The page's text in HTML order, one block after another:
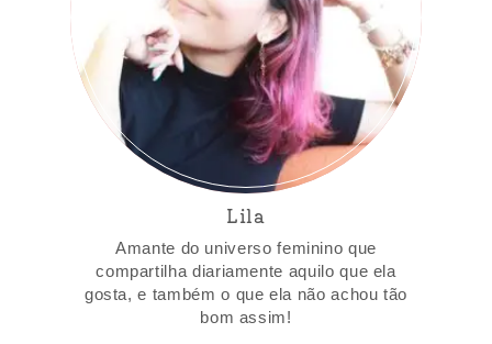
Lila
Amante do universo feminino que
compartilha diariamente aquilo que ela
gosta, e também o que ela não achou tão
bom assim!